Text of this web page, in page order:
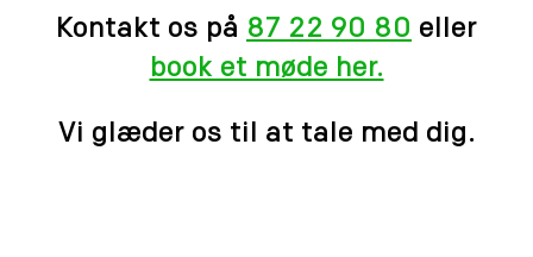
Kontakt os på 87 22 90 80 eller
book et møde her.
Vi glæder os til at tale med dig.